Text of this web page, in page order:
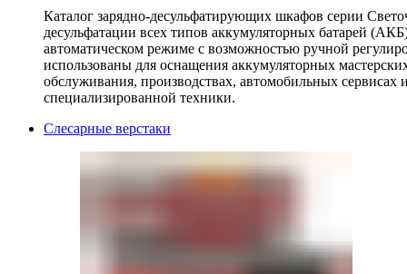
Каталог зарядно-десульфатирующих шкафов серии
десульфатации всех типов аккумуляторных батарей
автоматическом режиме с возможностью ручной
использованы для оснащения аккумуляторных
обслуживания, производствах, автомобильных
специализированной техники.
Слесарные верстаки